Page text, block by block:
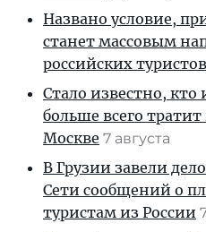
Названо условие,
станет массовым
российских туристов
Стало известно, кто
больше всего
Москве 7 августа
В Грузии завели
Сети сообщений о
туристам из России